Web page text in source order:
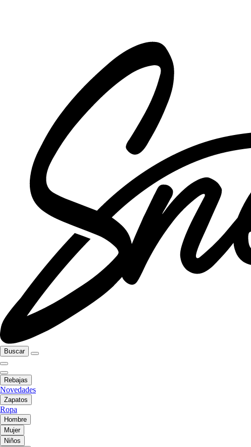
Buscar
Rebajas
Novedades
Zapatos
Ropa
Hombre
Mujer
Niños